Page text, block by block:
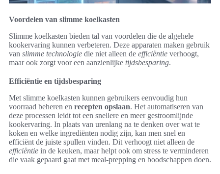
Voordelen van slimme koelkasten
Slimme koelkasten bieden tal van voordelen die de algehele
kookervaring kunnen verbeteren. Deze apparaten maken gebruik
van slimme technologie die niet alleen de efficiëntie verhoogt,
maar ook zorgt voor een aanzienlijke tijdsbesparing.
Efficiëntie en tijdsbesparing
Met slimme koelkasten kunnen gebruikers eenvoudig hun
voorraad beheren en recepten opslaan. Het automatiseren van
deze processen leidt tot een snellere en meer gestroomlijnde
kookervaring. In plaats van urenlang na te denken over wat te
koken en welke ingrediënten nodig zijn, kan men snel en
efficiënt de juiste spullen vinden. Dit verhoogt niet alleen de
efficiëntie in de keuken, maar helpt ook om stress te verminderen
die vaak gepaard gaat met meal-prepping en boodschappen doen.